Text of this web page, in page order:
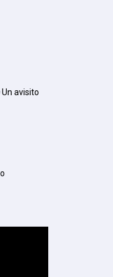
Un avisito